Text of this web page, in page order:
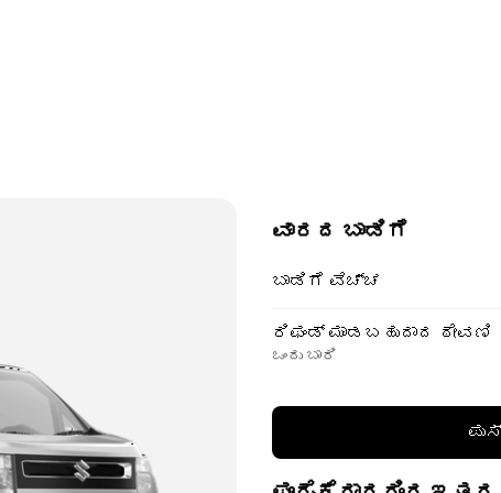
ವಾರದ ಬಾಡಿಗೆ
ಬಾಡಿಗೆ ವೆಚ್ಚ
ರಿಫಂಡ್ ಮಾಡಬಹುದಾದ ಠೇವಣಿ
ಒಂದು ಬಾರಿ